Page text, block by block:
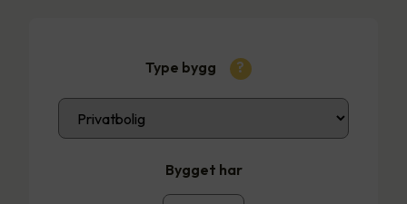
Type bygg ?
Bygget har